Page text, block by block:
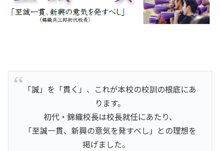
「誠」を「貫く」、これが本校の校訓の根底にあ
ります。
初代・錦織校長は校長就任にあたり、
「至誠一貫、新興の意気を発すべし」との理想を
掲げました。